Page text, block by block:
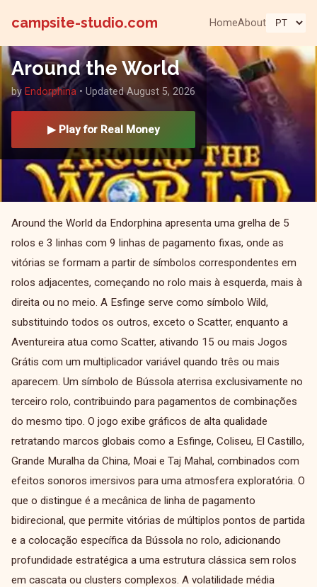
campsite-studio.com HomeAbout
Around the World
by Endorphina • Updated August 5, 2026
▶ Play for Real Money
Around the World da Endorphina apresenta uma grelha de 5
rolos e 3 linhas com 9 linhas de pagamento fixas, onde as
vitórias se formam a partir de símbolos correspondentes em
rolos adjacentes, começando no rolo mais à esquerda, mais à
direita ou no meio. A Esfinge serve como símbolo Wild,
substituindo todos os outros, exceto o Scatter, enquanto a
Aventureira atua como Scatter, ativando 15 ou mais Jogos
Grátis com um multiplicador variável quando três ou mais
aparecem. Um símbolo de Bússola aterrisa exclusivamente no
terceiro rolo, contribuindo para pagamentos de combinações
do mesmo tipo. O jogo exibe gráficos de alta qualidade
retratando marcos globais como a Esfinge, Coliseu, El Castillo,
Grande Muralha da China, Moai e Taj Mahal, combinados com
efeitos sonoros imersivos para uma atmosfera exploratória. O
que o distingue é a mecânica de linha de pagamento
bidirecional, que permite vitórias de múltiplos pontos de partida
e a colocação específica da Bússola no rolo, adicionando
profundidade estratégica a uma estrutura clássica sem rolos
em cascata ou clusters complexos. A volatilidade média